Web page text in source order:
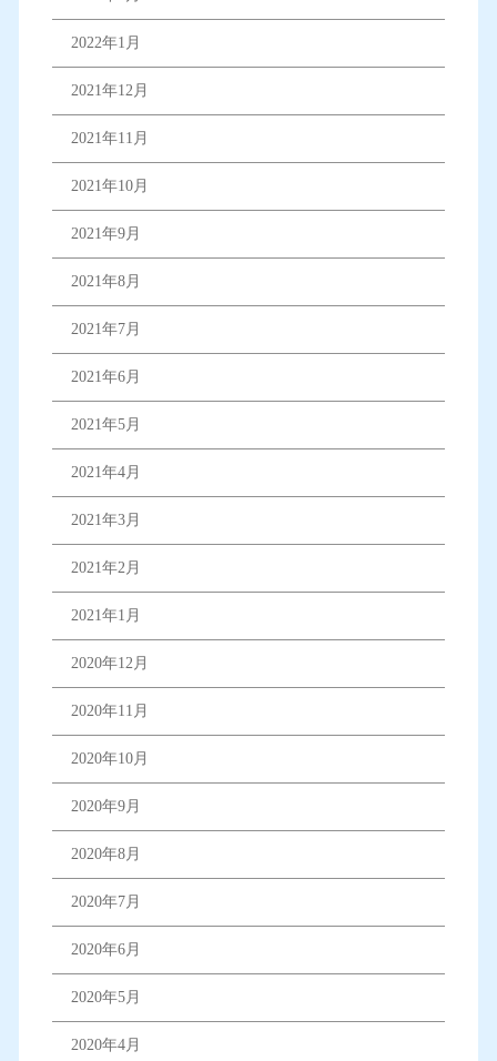
2022年1月
2021年12月
2021年11月
2021年10月
2021年9月
2021年8月
2021年7月
2021年6月
2021年5月
2021年4月
2021年3月
2021年2月
2021年1月
2020年12月
2020年11月
2020年10月
2020年9月
2020年8月
2020年7月
2020年6月
2020年5月
2020年4月